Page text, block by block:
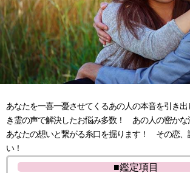
あなたを一喜一憂させてくるあの人の本音を引き
き霊の声で解決したお悩み多数！ あの人の密かな
あなたの想いと繋がる糸口を掘ります！ その恋、
い！
■鑑定項目